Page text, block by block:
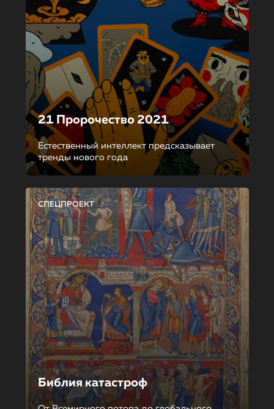
21 Пророчество 2021
Естественный интеллект предсказывает
тренды нового года
СПЕЦПРОЕКТ
Библия катастроф